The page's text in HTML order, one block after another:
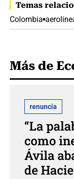
Temas
Colombia
Más de
renuncia
“La
como
Ávila
de